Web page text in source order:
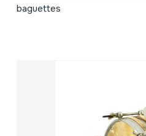
baguettes